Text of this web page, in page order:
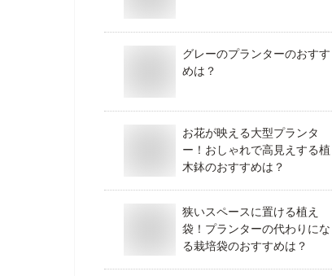
グレーのプランターのおすす
めは？
お花が映える大型プランタ
ー！おしゃれで高見えする植
木鉢のおすすめは？
狭いスペースに置ける植え
袋！プランターの代わりにな
る栽培袋のおすすめは？